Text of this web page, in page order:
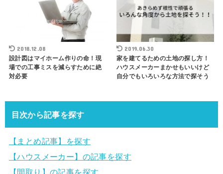
2018.12.08
設計図はマイホーム作りの命！現
場での工事ミスを減らすために絶
対必要
2019.06.30
家を建てるための土地の探し方！
ハウスメーカーまかせもいいけど
自分でもいろいろな方法で探そう
目次から記事を探す
【まとめ記事】を探す
【ハウスメーカー】の記事を探す
【間取り】の記事を探す